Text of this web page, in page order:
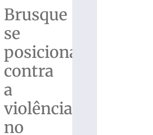
Brusque
se
posiciona
contra
a
violência
no